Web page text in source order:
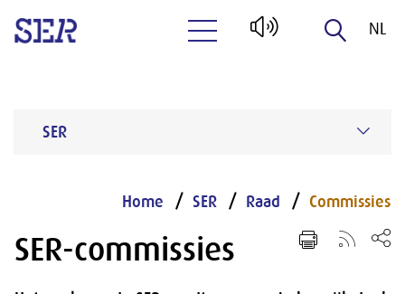
NL
SER
Home SER Raad Commissies
SER-commissies